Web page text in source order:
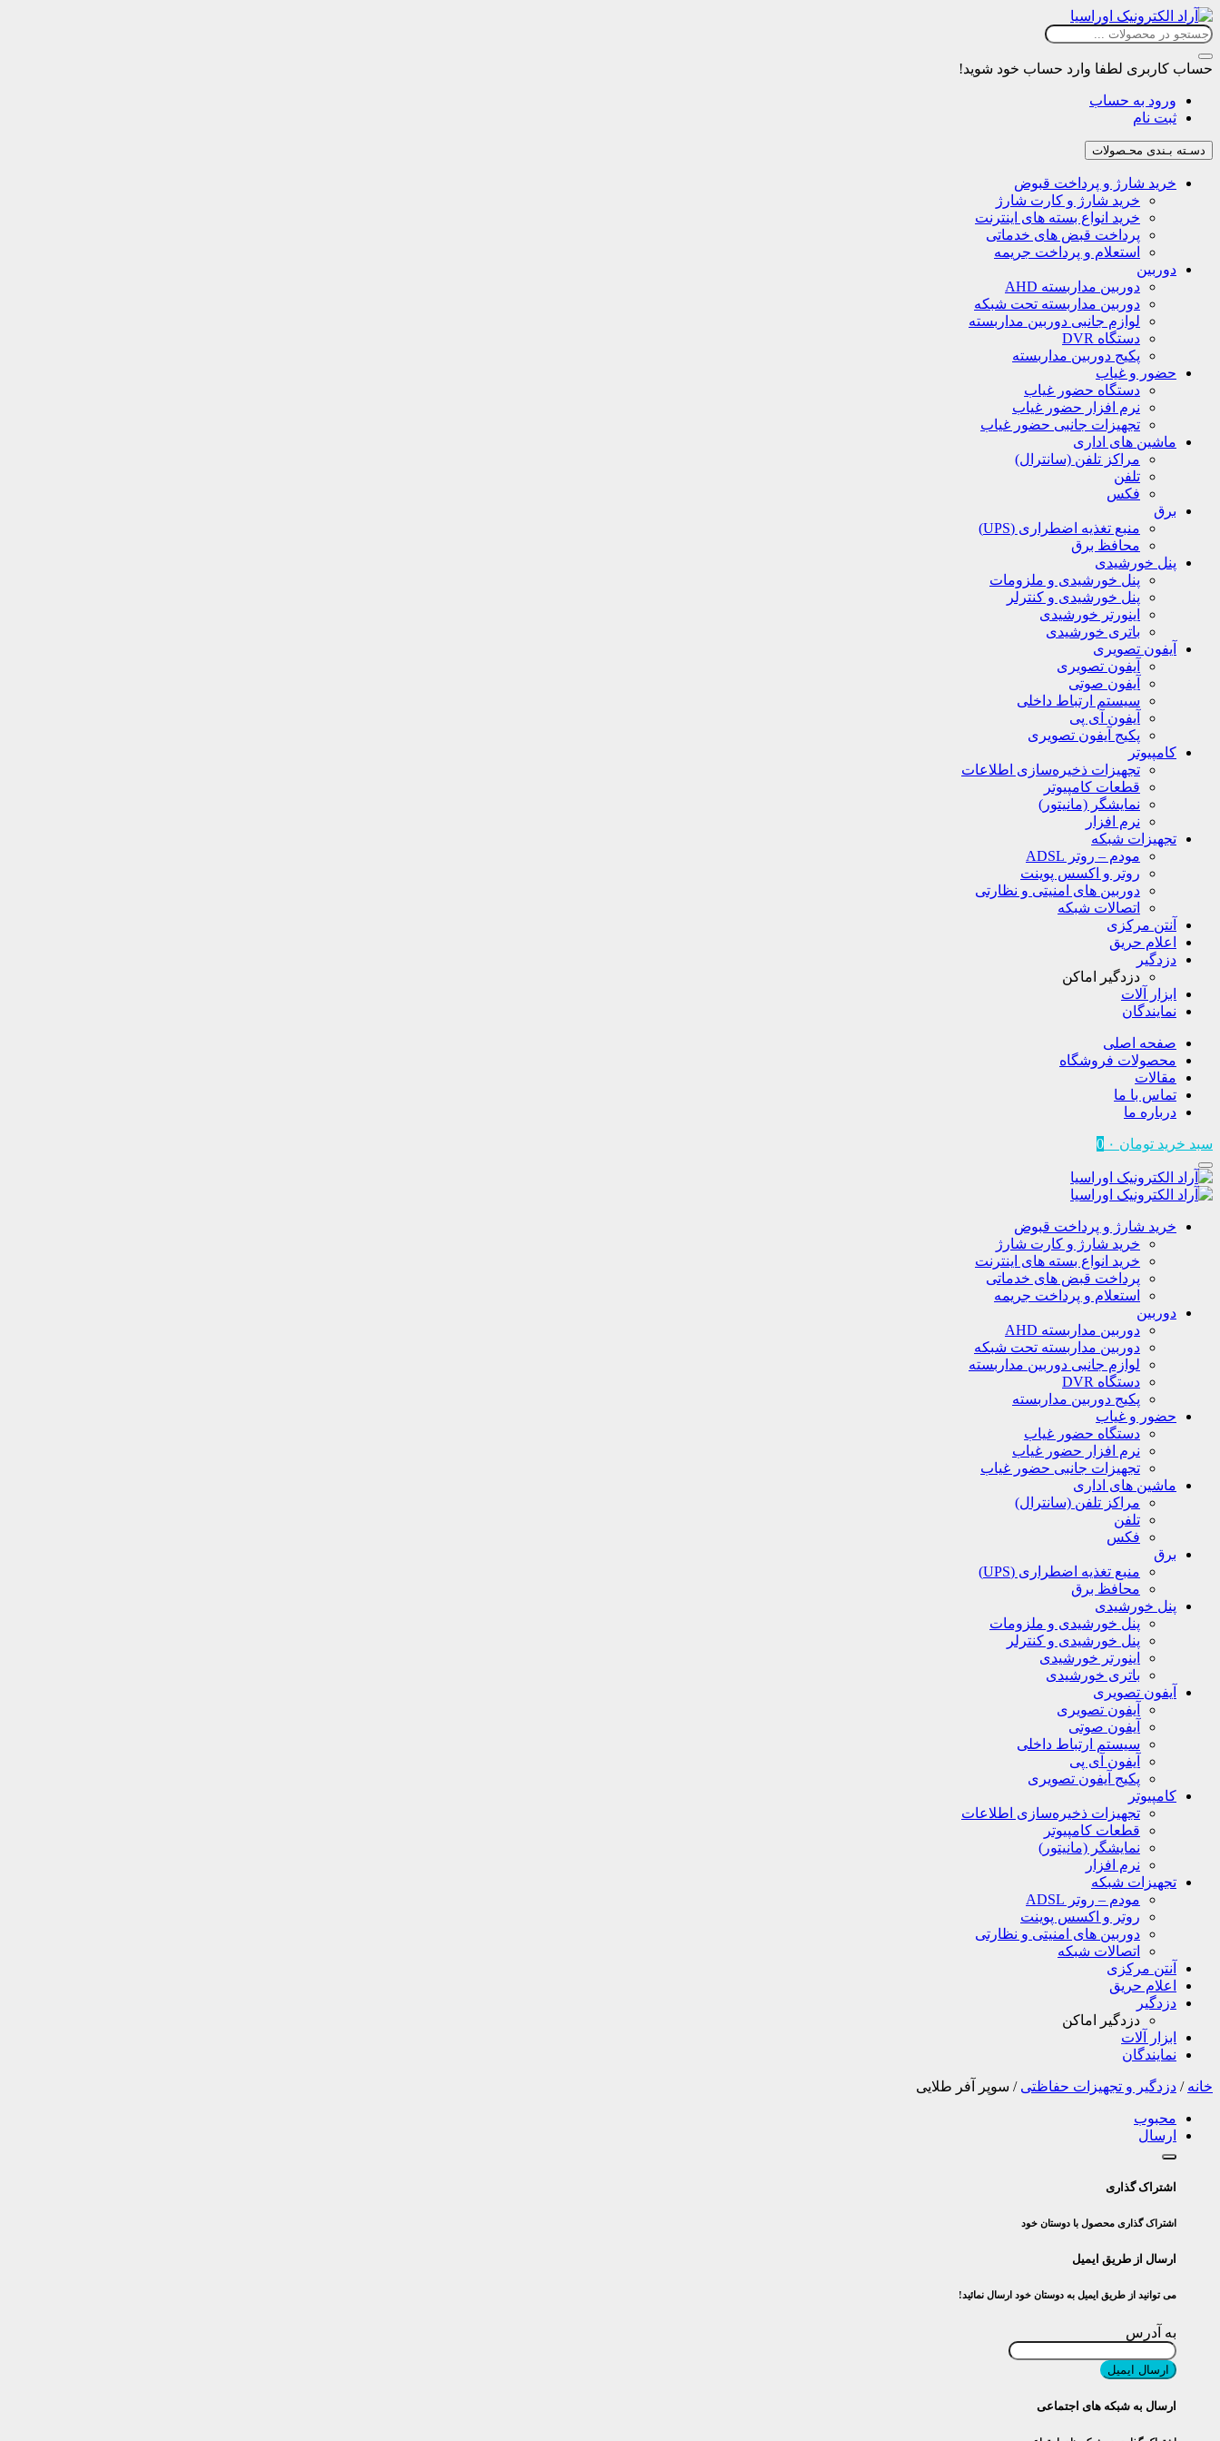
حساب کاربری لطفا وارد حساب خود شوید!
ورود به حساب
ثبت نام
دسـته بـندی محـصولات
خرید شارژ و پرداخت قبوض
خرید شارژ و کارت شارژ
خرید انواع بسته های اینترنت
پرداخت قبض های خدماتی
استعلام و پرداخت جریمه
دوربین
دوربین مداربسته AHD
دوربین مداربسته تحت شبکه
لوازم جانبی دوربین مداربسته
دستگاه DVR
پکیج دوربین مداربسته
حضور و غیاب
دستگاه حضور غیاب
نرم افزار حضور غیاب
تجهیزات جانبی حضور غیاب
ماشین های اداری
مراکز تلفن (سانترال)
تلفن
فکس
برق
منبع تغذیه اضطراری (UPS)
محافظ برق
پنل خورشیدی
پنل خورشیدی و ملزومات
پنل خورشیدی و کنترلر
اینورتر خورشیدی
باتری خورشیدی
آیفون تصویری
آیفون تصویری
آیفون صوتی
سیستم ارتباط داخلی
آیفون آی پی
پکیج آیفون تصویری
کامپیوتر
تجهیزات ذخیره‌سازی اطلاعات
قطعات کامپیوتر
نمایشگر (مانیتور)
نرم افزار
تجهیزات شبکه
مودم – روتر ADSL
روتر و اکسس پوینت
دوربین های امنیتی و نظارتی
اتصالات شبکه
آنتن مرکزی
اعلام حریق
دزدگیر
دزدگیر اماکن
ابزار آلات
نمایندگان
صفحه اصلی
محصولات فروشگاه
مقالات
تماس با ما
درباره ما
سبد خرید تومان 0
خرید شارژ و پرداخت قبوض
خرید شارژ و کارت شارژ
خرید انواع بسته های اینترنت
پرداخت قبض های خدماتی
استعلام و پرداخت جریمه
دوربین
دوربین مداربسته AHD
دوربین مداربسته تحت شبکه
لوازم جانبی دوربین مداربسته
دستگاه DVR
پکیج دوربین مداربسته
حضور و غیاب
دستگاه حضور غیاب
نرم افزار حضور غیاب
تجهیزات جانبی حضور غیاب
ماشین های اداری
مراکز تلفن (سانترال)
تلفن
فکس
برق
منبع تغذیه اضطراری (UPS)
محافظ برق
پنل خورشیدی
پنل خورشیدی و ملزومات
پنل خورشیدی و کنترلر
اینورتر خورشیدی
باتری خورشیدی
آیفون تصویری
آیفون تصویری
آیفون صوتی
سیستم ارتباط داخلی
آیفون آی پی
پکیج آیفون تصویری
کامپیوتر
تجهیزات ذخیره‌سازی اطلاعات
قطعات کامپیوتر
نمایشگر (مانیتور)
نرم افزار
تجهیزات شبکه
مودم – روتر ADSL
روتر و اکسس پوینت
دوربین های امنیتی و نظارتی
اتصالات شبکه
آنتن مرکزی
اعلام حریق
دزدگیر
دزدگیر اماکن
ابزار آلات
نمایندگان
خانه / دزدگیر و تجهیزات حفاظتی / سوپر آفر طلایی
محبوب
ارسال
اشتراک گذاری
اشتراک گذاری محصول با دوستان خود
ارسال از طریق ایمیل
می توانید از طریق ایمیل به دوستان خود ارسال نمائید!
به آدرس
ارسال ایمیل
ارسال به شبکه های اجتماعی